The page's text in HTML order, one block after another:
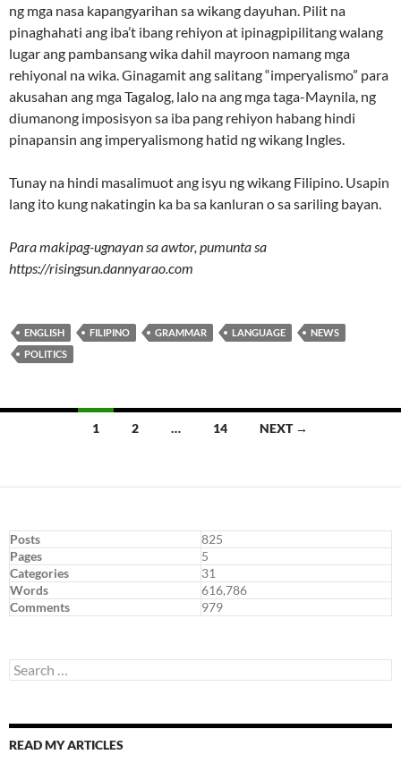
ng mga nasa kapangyarihan sa wikang dayuhan. Pilit na
pinaghahati ang iba’t ibang rehiyon at ipinagpipilitang walang
lugar ang pambansang wika dahil mayroon namang mga
rehiyonal na wika. Ginagamit ang salitang “imperyalismo” para
akusahan ang mga Tagalog, lalo na ang mga taga-Maynila, ng
diumanong imposisyon sa iba pang rehiyon habang hindi
pinapansin ang imperyalismong hatid ng wikang Ingles.
Tunay na hindi masalimuot ang isyu ng wikang Filipino. Usapin
lang ito kung nakatingin ka ba sa kanluran o sa sariling bayan.
Para makipag-ugnayan sa awtor, pumunta sa
https://risingsun.dannyarao.com
ENGLISH FILIPINO GRAMMAR LANGUAGE
NEWS
POLITICS
1 2 … 14 NEXT →
Posts
825
Pages
5
Categories
31
Words
616,786
Comments
979
Search
for:
READ MY ARTICLES